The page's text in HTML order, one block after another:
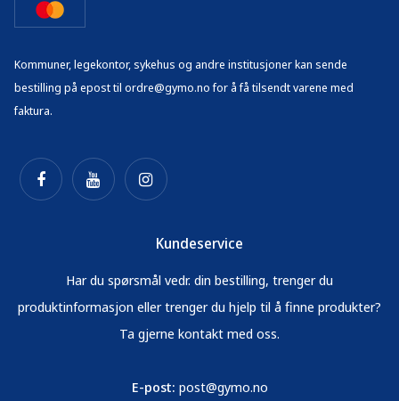
Kommuner, legekontor, sykehus og andre institusjoner kan sende
bestilling på epost til ordre@gymo.no for å få tilsendt varene med
faktura.
Kundeservice
Har du spørsmål vedr. din bestilling, trenger du
produktinformasjon eller trenger du hjelp til å finne produkter?
Ta gjerne kontakt med oss.
E-post: post@gymo.no